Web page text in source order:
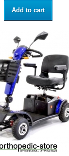
Add to cart